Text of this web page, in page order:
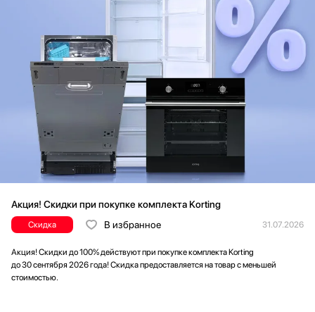
Акция! Скидки при покупке комплекта Korting
Скидка В избранное 31.07.2026
Акция! Скидки до 100% действуют при покупке комплекта Korting
до 30 сентября 2026 года! Скидка предоставляется на товар с меньшей
стоимостью.